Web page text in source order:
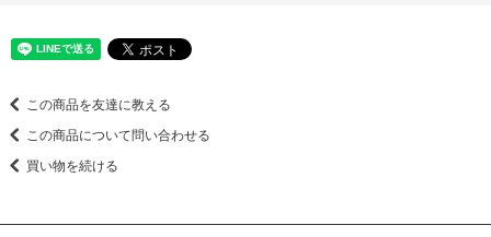
この商品を友達に教える
この商品について問い合わせる
買い物を続ける